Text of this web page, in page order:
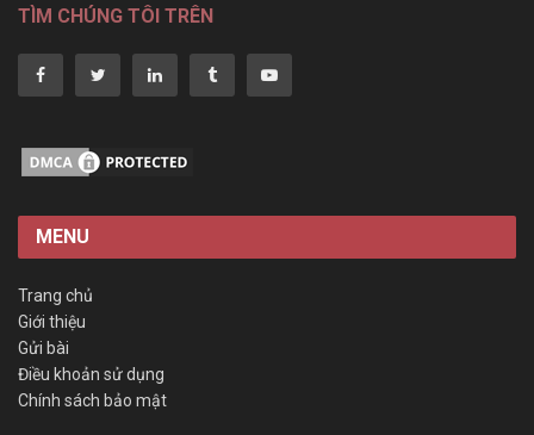
TÌM CHÚNG TÔI TRÊN
MENU
Trang chủ
Giới thiệu
Gửi bài
Điều khoản sử dụng
Chính sách bảo mật